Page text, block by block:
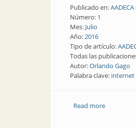
Publicado en:
Número: 1
Mes: Julio
Año:2016
Tipo de artículo:
Todas las
Autor:Orlando Gago
Palabra clave: internet
Read moreabout